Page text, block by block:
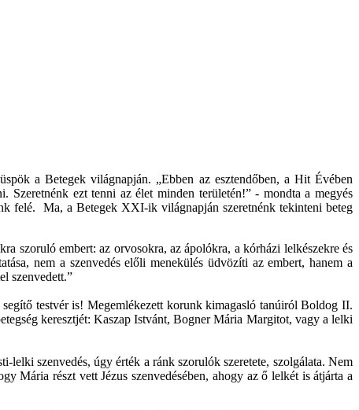
a Betegek világnapján. „Ebben az esztendőben, a Hit Évében
Szeretnénk ezt tenni az élet minden területén!” - mondta a megyés
felé. Ma, a Betegek XXI-ik világnapján szeretnénk tekinteni beteg
szoruló embert: az orvosokra, az ápolókra, a kórházi lelkészekre és
nem a szenvedés előli menekülés üdvözíti az embert, hanem a
szenvedett.”
segítő testvér is! Megemlékezett korunk kimagasló tanúiról Boldog II.
keresztjét: Kaszap Istvánt, Bogner Mária Margitot, vagy a lelki
lelki szenvedés, úgy érték a ránk szorulók szeretete, szolgálata. Nem
Mária részt vett Jézus szenvedésében, ahogy az ő lelkét is átjárta a